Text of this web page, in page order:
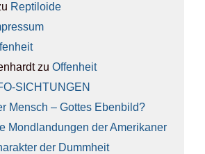
Rep­ti­lo­ide
zu Offen­heit
SICH­TUN­GEN
Mensch – Got­tes Eben­bild?
Mond­lan­dun­gen der Ame­ri­ka­ner
der Dumm­heit